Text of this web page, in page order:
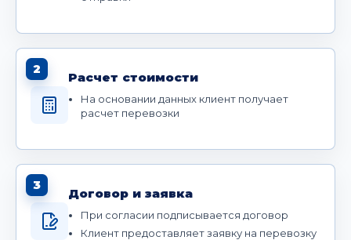
2
Расчет стоимости
На основании данных клиент получает
расчет перевозки
3
Договор и заявка
При согласии подписывается договор
Клиент предоставляет заявку на перевозку